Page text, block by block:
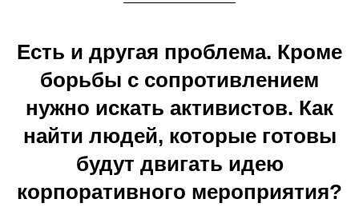
Есть и другая проблема. Кроме
борьбы с сопротивлением
нужно искать активистов. Как
найти людей, которые готовы
будут двигать идею
корпоративного мероприятия?